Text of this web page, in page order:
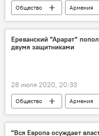
Общество Армения
гибель
Ереванский "Арарат"
двумя защитниками
28 июля 2020, 20:33
Общество Армения
Новости Армения
защитник
"Вся Европа осуждает